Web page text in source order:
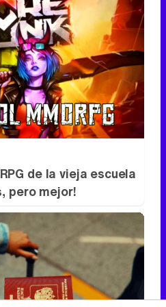
de la vieja escuela
pero mejor!